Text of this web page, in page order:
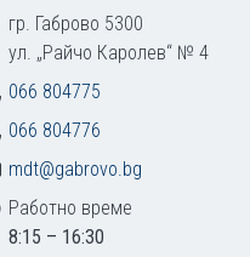
гр. Габрово 5300
ул. „Райчо Каролев“ № 4
066 804775
066 804776
mdt@gabrovo.bg
Работно време
8:15 – 16:30